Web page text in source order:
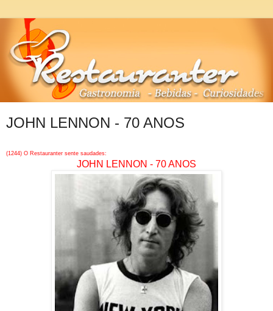
JOHN LENNON - 70 ANOS
(1244) O Restauranter sente saudades:
JOHN LENNON - 70 ANOS